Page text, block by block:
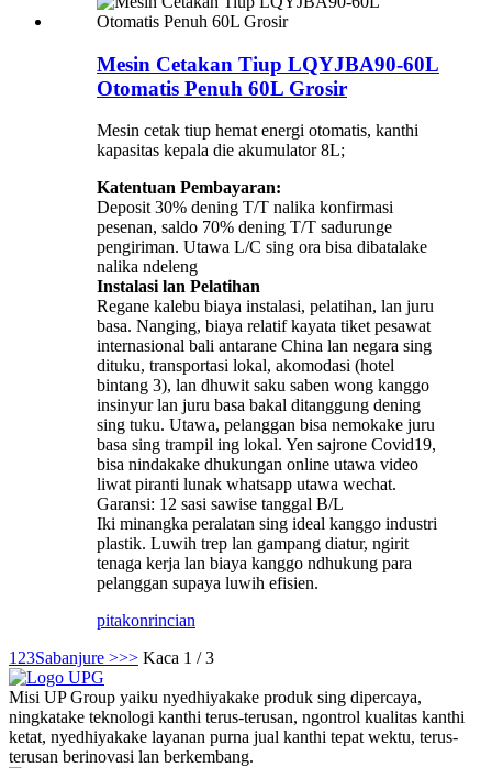
Mesin Cetakan Tiup LQYJBA90-60L
Otomatis Penuh 60L Grosir
Mesin cetak tiup hemat energi otomatis, kanthi
kapasitas kepala die akumulator 8L;
Katentuan Pembayaran:
Deposit 30% dening T/T nalika konfirmasi
pesenan, saldo 70% dening T/T sadurunge
pengiriman. Utawa L/C sing ora bisa dibatalake
nalika ndeleng
Instalasi lan Pelatihan
Regane kalebu biaya instalasi, pelatihan, lan juru
basa. Nanging, biaya relatif kayata tiket pesawat
internasional bali antarane China lan negara sing
dituku, transportasi lokal, akomodasi (hotel
bintang 3), lan dhuwit saku saben wong kanggo
insinyur lan juru basa bakal ditanggung dening
sing tuku. Utawa, pelanggan bisa nemokake juru
basa sing trampil ing lokal. Yen sajrone Covid19,
bisa nindakake dhukungan online utawa video
liwat piranti lunak whatsapp utawa wechat.
Garansi: 12 sasi sawise tanggal B/L
Iki minangka peralatan sing ideal kanggo industri
plastik. Luwih trep lan gampang diatur, ngirit
tenaga kerja lan biaya kanggo ndhukung para
pelanggan supaya luwih efisien.
pitakonrincian
1 23Sabanjure >>> Kaca 1 / 3
Misi UP Group yaiku nyedhiyakake produk sing dipercaya,
ningkatake teknologi kanthi terus-terusan, ngontrol kualitas kanthi
ketat, nyedhiyakake layanan purna jual kanthi tepat wektu, terus-
terusan berinovasi lan berkembang.